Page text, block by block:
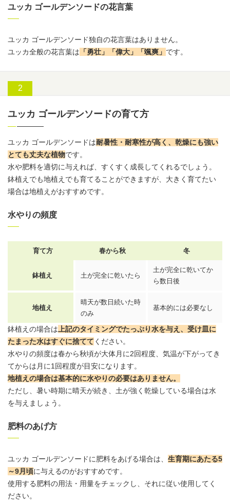
ユッカ ゴールデンソードの花言葉
ユッカ ゴールデンソード独自の花言葉はありません。
ユッカ全般の花言葉は 「勇壮」「偉大」「颯爽」 です。
ユッカ ゴールデンソードの育て方
ユッカ ゴールデンソードは耐暑性・耐寒性が高く、乾燥にも強い
とても丈夫な植物です。
水や肥料を適切に与えれば、すくすく成長してくれるでしょう。
鉢植えでも地植えでも育てることができますが、大きく育てたい
場合は地植えがおすすめです。
水やりの頻度
育て方 春から秋 冬
鉢植え 土が完全に乾いたら
土が完全に乾いてか
ら数日後
地植え
晴天が数日続いた時
のみ
基本的には必要なし
鉢植えの場合は 上記のタイミングでたっぷり水を与え、受け皿に
たまった水はすぐに捨てて ください。
水やりの頻度は春から秋頃が大体月に2回程度、気温が下がってき
てからは月に1回程度が目安になります。
地植えの場合は基本的に水やりの必要はありません。
ただし、暑い時期に晴天が続き、土が強く乾燥している場合は水
を与えましょう。
肥料のあげ方
ユッカ ゴールデンソードに肥料をあげる場合は、 生育期にあたる5
～9月頃に与えるのがおすすめです。
使用する肥料の用法・用量をチェックし、それに従い使用してく
ださい。